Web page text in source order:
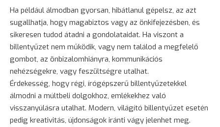
Ha például álmodban gyorsan, hibátlanul gépelsz, az azt
sugallhatja, hogy magabiztos vagy az önkifejezésben, és
sikeresen tudod átadni a gondolataidat. Ha viszont a
billentyűzet nem működik, vagy nem találod a megfelelő
gombot, az önbizalomhiányra, kommunikációs
nehézségekre, vagy feszültségre utalhat.
Érdekesség, hogy régi, írógépszerű billentyűzetekkel
álmodni a múltbeli dolgokhoz, emlékekhez való
visszanyúlásra utalhat. Modern, világító billentyűzet esetén
pedig kreativitás, újdonságok iránti vágy jelenhet meg.